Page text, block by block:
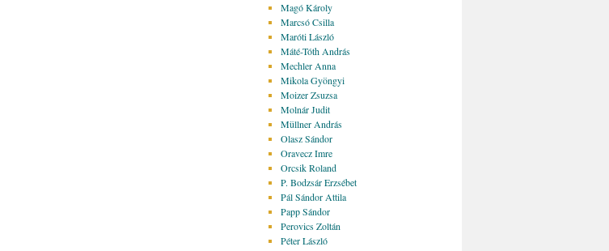
Magó Károly
Marcsó Csilla
Maróti László
Máté-Tóth András
Mechler Anna
Mikola Gyöngyi
Moizer Zsuzsa
Molnár Judit
Müllner András
Olasz Sándor
Oravecz Imre
Orcsik Roland
P. Bodzsár Erzsébet
Pál Sándor Attila
Papp Sándor
Perovics Zoltán
Péter László